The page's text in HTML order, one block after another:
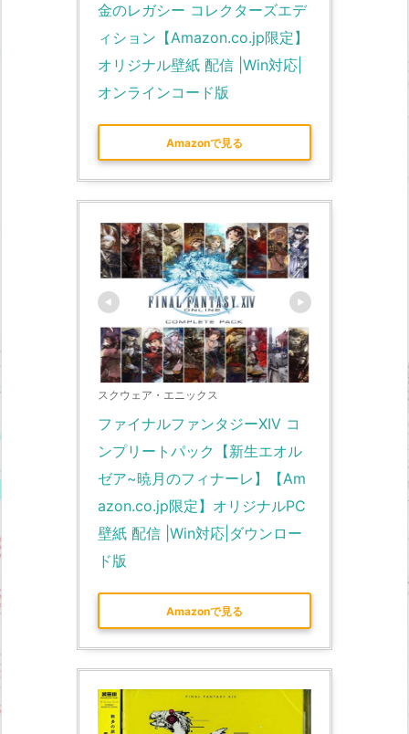
金のレガシー コレクターズエデ
ィション【Amazon.co.jp限定】
オリジナル壁紙 配信 |Win対応|
オンラインコード版
Amazonで見る
スクウェア・エニックス
ファイナルファンタジーXIV コ
ンプリートパック【新生エオル
ゼア~暁月のフィナーレ】【Am
azon.co.jp限定】オリジナルPC
壁紙 配信 |Win対応|ダウンロー
ド版
Amazonで見る